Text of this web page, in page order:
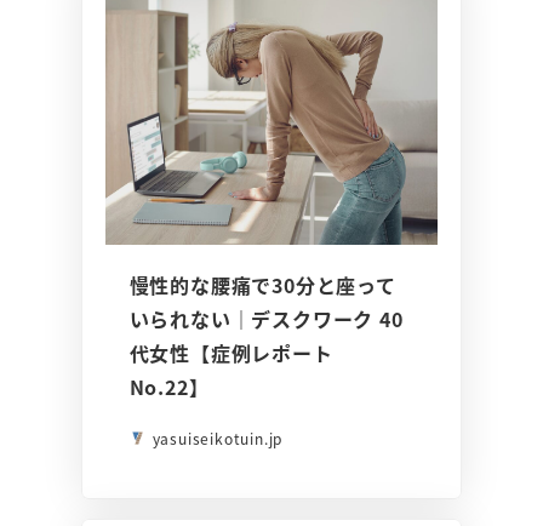
慢性的な腰痛で30分と座って
いられない｜デスクワーク 40
代女性【症例レポート
No.22】
yasuiseikotuin.jp